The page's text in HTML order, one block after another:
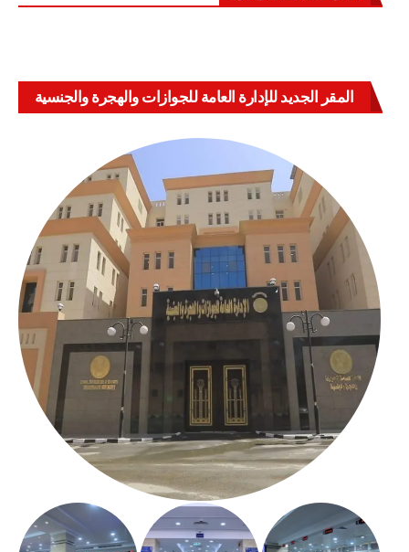
المقر الجديد للإدارة العامة للجوازات والهجرة والجنسية